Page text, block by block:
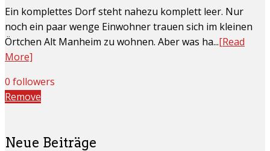
Ein komplettes Dorf steht nahezu komplett leer. Nur
noch ein paar wenge Einwohner trauen sich im kleinen
Örtchen Alt Manheim zu wohnen. Aber was ha...[Read
More]
0 followers
Remove
Neue Beiträge